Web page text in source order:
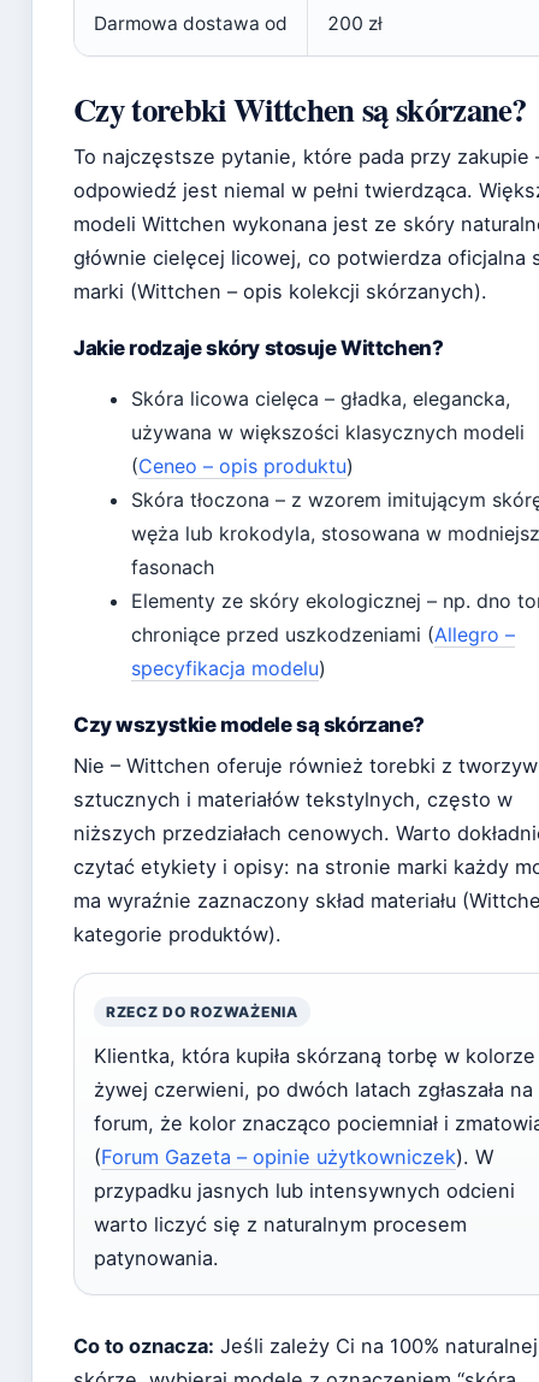
Darmowa dostawa od 200 zł
Czy torebki Wittchen są skórzane?
To najczęstsze pytanie, które pada przy zakupie
odpowiedź jest niemal w pełni twierdząca.
modeli Wittchen wykonana jest ze skóry
głównie cielęcej licowej, co potwierdza oficjalna
marki (Wittchen – opis kolekcji skórzanych).
Jakie rodzaje skóry stosuje Wittchen?
Skóra licowa cielęca – gładka, elegancka,
używana w większości klasycznych modeli
(Ceneo – opis produktu)
Skóra tłoczona – z wzorem imitującym
węża lub krokodyla, stosowana w
fasonach
Elementy ze skóry ekologicznej – np. dno
chroniące przed uszkodzeniami (Allegro –
specyfikacja modelu)
Czy wszystkie modele są skórzane?
Nie – Wittchen oferuje również torebki z tworzyw
sztucznych i materiałów tekstylnych, często w
niższych przedziałach cenowych. Warto
czytać etykiety i opisy: na stronie marki każdy
ma wyraźnie zaznaczony skład materiału
kategorie produktów).
RZECZ DO ROZWAŻENIA
Klientka, która kupiła skórzaną torbę w kolorze
żywej czerwieni, po dwóch latach zgłaszała na
forum, że kolor znacząco pociemniał i
(Forum Gazeta – opinie użytkowniczek). W
przypadku jasnych lub intensywnych odcieni
warto liczyć się z naturalnym procesem
patynowania.
Co to oznacza: Jeśli zależy Ci na 100% naturalnej